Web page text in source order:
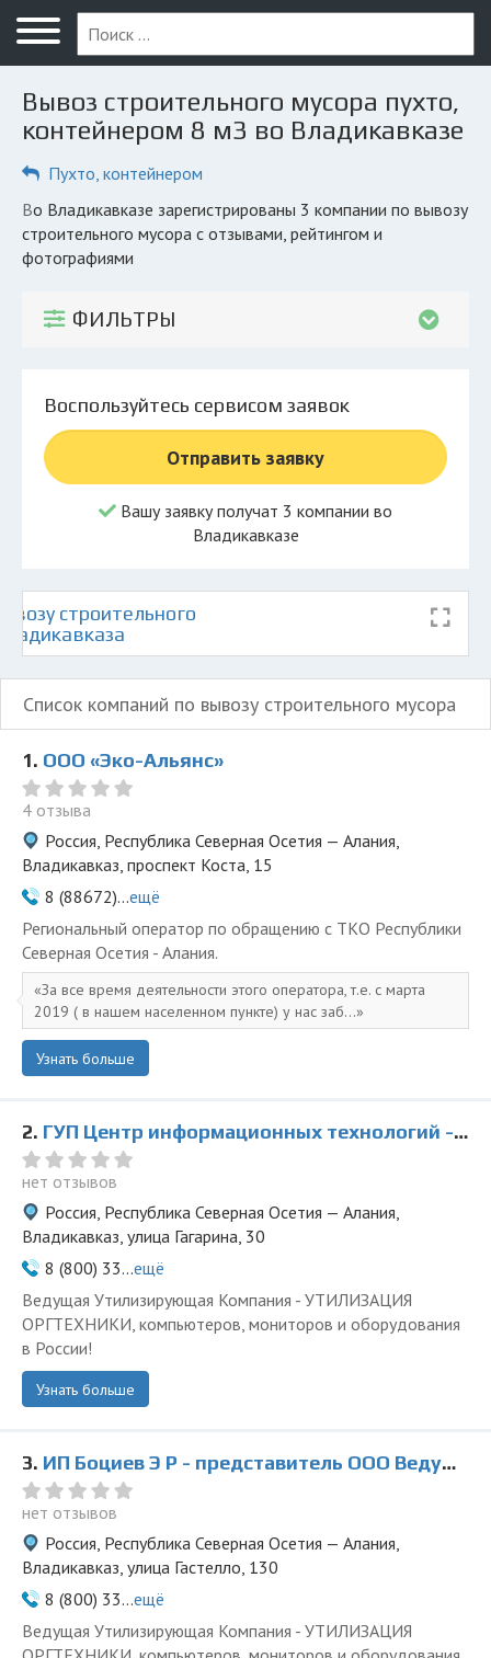
Меню
Главная
Вопрос юристу
Компании
КОМПАНИЯМ
© 2026 Все права защищены
Вывоз строительного мусора пухто,
контейнером 8 м3 во Владикавказе
Пухто, контейнером
во Владикавказе зарегистрированы 3 компании по вывозу
строительного мусора с отзывами, рейтингом и
фотографиями
ФИЛЬТРЫ
Воспользуйтесь сервисом заявок
Отправить заявку
Вашу заявку получат 3 компании во
Владикавказе
строительного
Список компаний по вывозу строительного мусора
1. ООО «Эко-Альянс»
4 отзыва
Россия, Республика Северная Осетия — Алания,
Владикавказ, проспект Коста, 15
8 (88672)...ещё
Региональный оператор по обращению с ТКО Республики
Северная Осетия - Алания.
За все время деятельности этого оператора, т.е. с марта
2019 ( в нашем населенном пункте) у нас заб...
Узнать больше
2. ГУП Центр информационных технологий - представитель ООО Ведущая Утилизирующая Компания
нет отзывов
Россия, Республика Северная Осетия — Алания,
Владикавказ, улица Гагарина, 30
8 (800) 33...ещё
Ведущая Утилизирующая Компания - УТИЛИЗАЦИЯ
ОРГТЕХНИКИ, компьютеров, мониторов и оборудования
в России!
Узнать больше
3. ИП Боциев Э Р - представитель ООО Ведущая Утилизирующая Компания
нет отзывов
Россия, Республика Северная Осетия — Алания,
Владикавказ, улица Гастелло, 130
8 (800) 33...ещё
Ведущая Утилизирующая Компания - УТИЛИЗАЦИЯ